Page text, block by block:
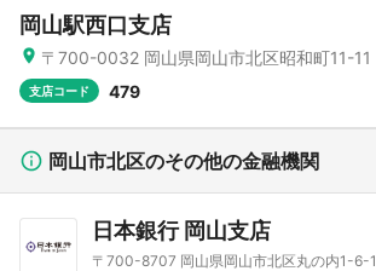
岡山駅西口支店
〒700-0032 岡山県岡山市北区昭和町11-11
支店コード 479
岡山市北区のその他の金融機関
日本銀行 岡山支店
〒700-8707 岡山県岡山市北区丸の内1-6-1